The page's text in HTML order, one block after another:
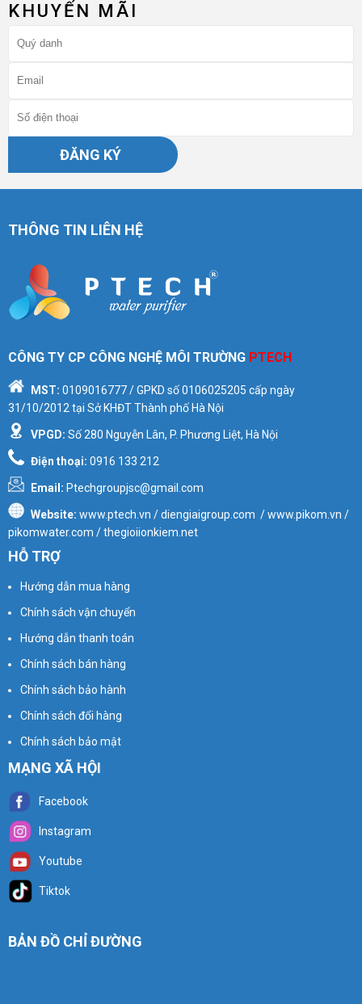
KHUYẾN MÃI
ĐĂNG KÝ
THÔNG TIN LIÊN HỆ
CÔNG TY CP CÔNG NGHỆ MÔI TRƯỜNG PTECH
MST: 0109016777/ GPKD số0106025205 cấp ngày
31/10/2012 tại Sở KHĐT Thành phố Hà Nội
VPGD: Số 280 Nguyễn Lân, P. Phương Liệt, Hà Nội
Điện thoại: 0916 133 212
Email: Ptechgroupjsc@gmail.com
Website: www.ptech.vn / diengiaigroup.com / www.pikom.vn /
pikomwater.com / thegioiionkiem.net
HỖ TRỢ
Hướng dẫn mua hàng
Chính sách vận chuyển
Hướng dẫn thanh toán
Chính sách bán hàng
Chính sách bảo hành
Chính sách đổi hàng
Chính sách bảo mật
MẠNG XÃ HỘI
Facebook
Instagram
Youtube
Tiktok
BẢN ĐỒ CHỈ ĐƯỜNG